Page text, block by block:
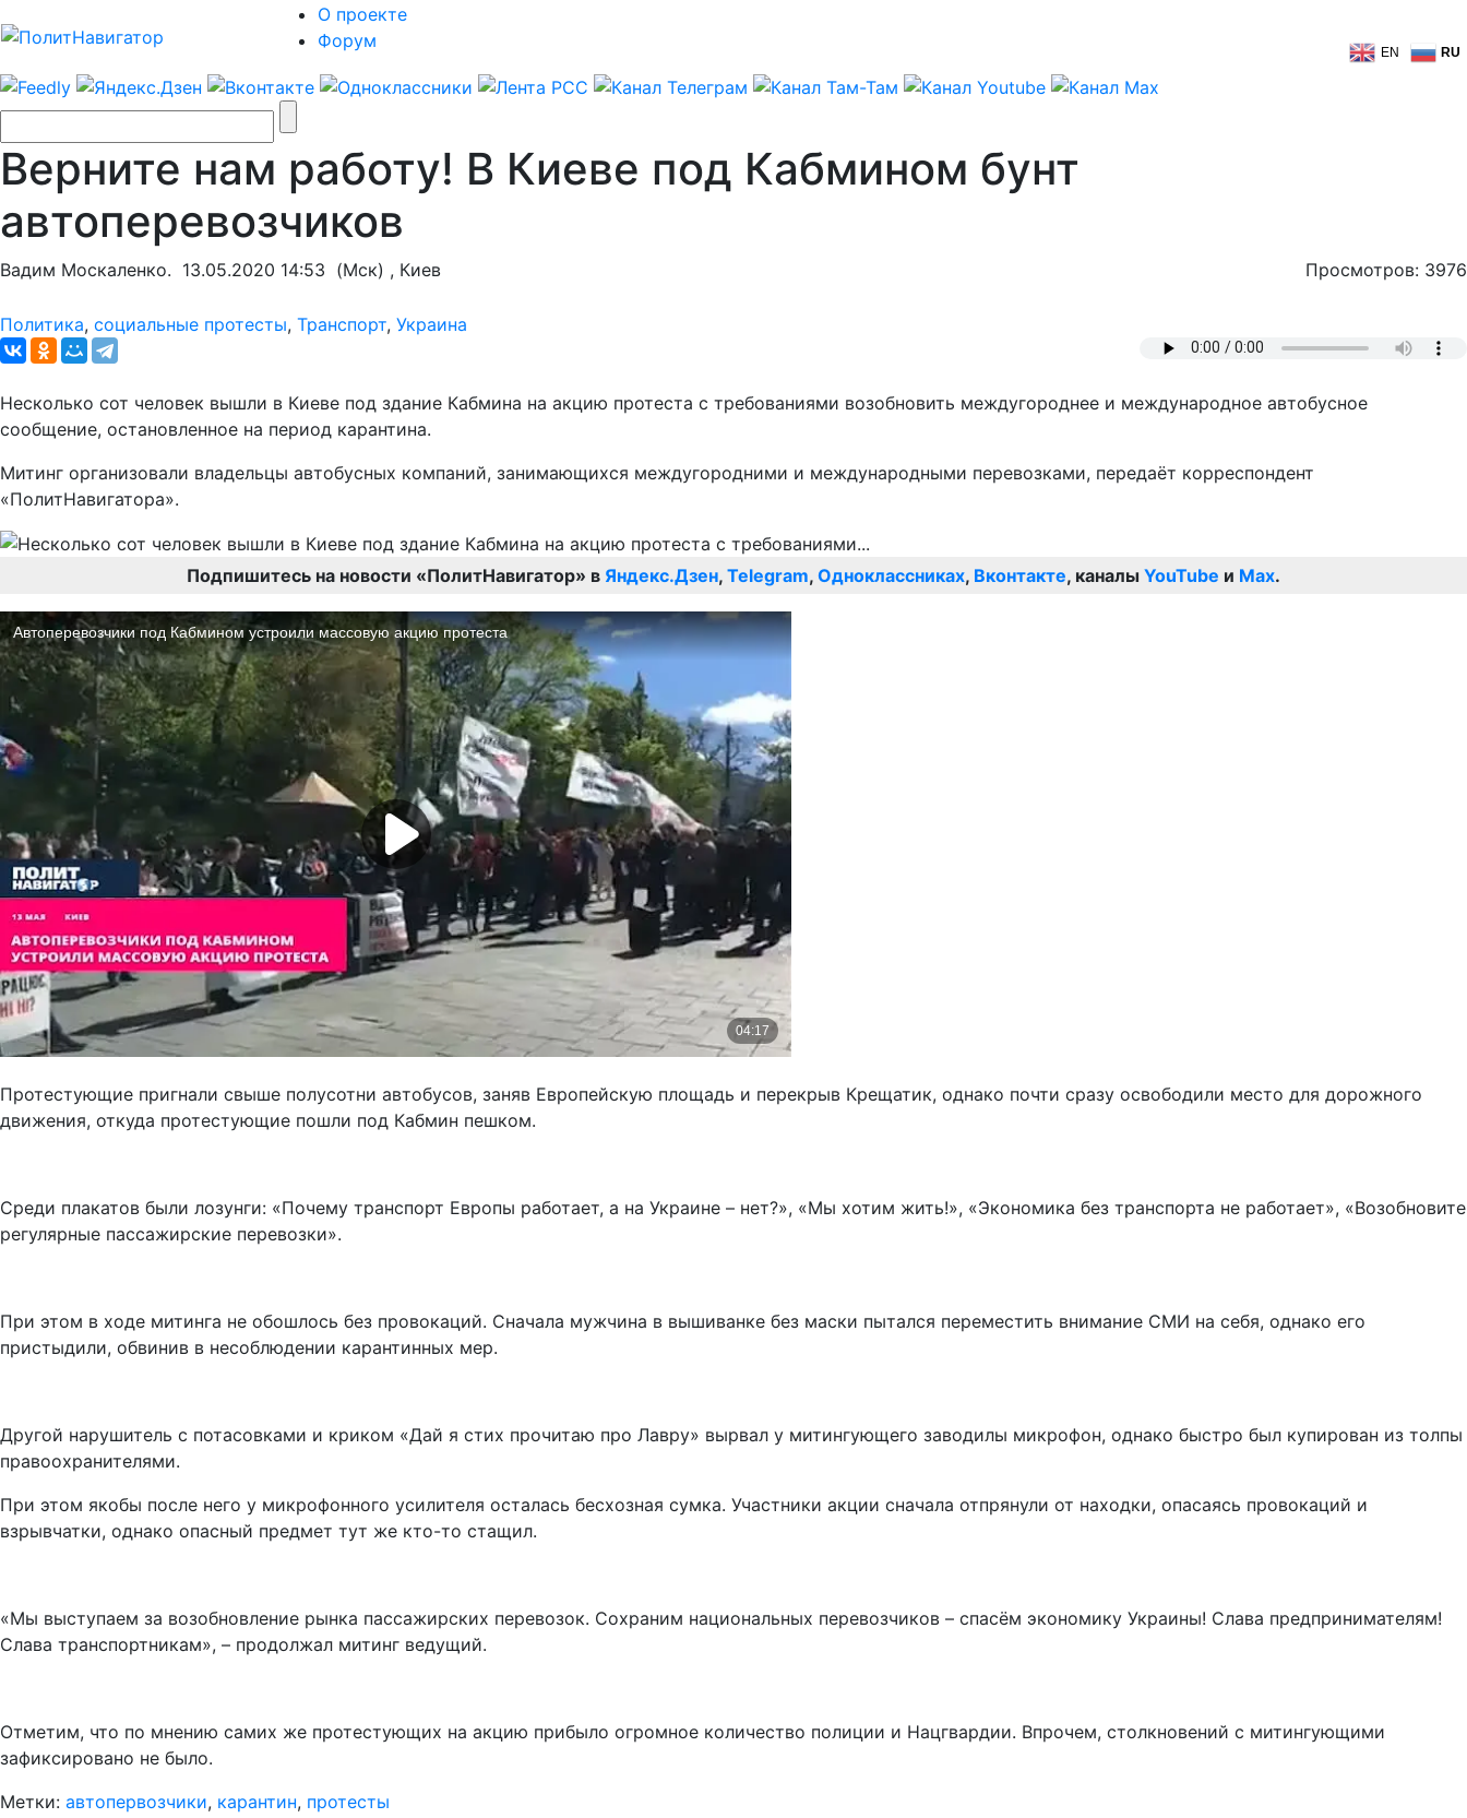
О проекте
Форум
EN RU
Верните нам работу! В Киеве под Кабмином бунт
автоперевозчиков
Вадим Москаленко. 13.05.2020 14:53 (Мск) , Киев Просмотров: 3976
Политика, социальные протесты, Транспорт, Украина
Несколько сот человек вышли в Киеве под здание Кабмина на акцию протеста с требованиями возобновить междугороднее и международное автобусное
сообщение, остановленное на период карантина.
Митинг организовали владельцы автобусных компаний, занимающихся междугородними и международными перевозками, передаёт корреспондент
«ПолитНавигатора».
Подпишитесь на новости «ПолитНавигатор» в Яндекс.Дзен, Telegram, Одноклассниках, Вконтакте, каналы YouTube и Max.
Протестующие пригнали свыше полусотни автобусов, заняв Европейскую площадь и перекрыв Крещатик, однако почти сразу освободили место для дорожного
движения, откуда протестующие пошли под Кабмин пешком.
Среди плакатов были лозунги: «Почему транспорт Европы работает, а на Украине – нет?», «Мы хотим жить!», «Экономика без транспорта не работает», «Возобновите
регулярные пассажирские перевозки».
При этом в ходе митинга не обошлось без провокаций. Сначала мужчина в вышиванке без маски пытался переместить внимание СМИ на себя, однако его
пристыдили, обвинив в несоблюдении карантинных мер.
Другой нарушитель с потасовками и криком «Дай я стих прочитаю про Лавру» вырвал у митингующего заводилы микрофон, однако быстро был купирован из толпы
правоохранителями.
При этом якобы после него у микрофонного усилителя осталась бесхозная сумка. Участники акции сначала отпрянули от находки, опасаясь провокаций и
взрывчатки, однако опасный предмет тут же кто-то стащил.
«Мы выступаем за возобновление рынка пассажирских перевозок. Сохраним национальных перевозчиков – спасём экономику Украины! Слава предпринимателям!
Слава транспортникам», – продолжал митинг ведущий.
Отметим, что по мнению самих же протестующих на акцию прибыло огромное количество полиции и Нацгвардии. Впрочем, столкновений с митингующими
зафиксировано не было.
Метки: автопервозчики, карантин, протесты